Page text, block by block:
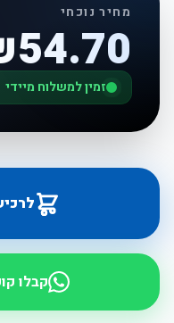
מחיר נוכחי
54.70
זמין למשלוח מיידי
קבלו